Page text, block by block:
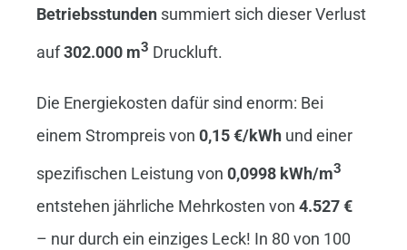
Betriebsstundensummiert sich dieser Verlust
auf302.000 m3 Druckluft.
Die Energiekosten dafür sind enorm: Bei
einem Strompreis von 0,15 €/kWhund einer
spezifischen Leistung von 0,0998 kWh/m3
entstehen jährliche Mehrkosten von 4.527 €
– nur durch ein einziges Leck! In 80 von 100